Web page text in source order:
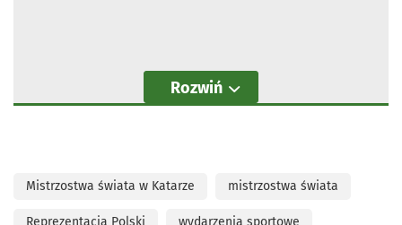
Rozwiń
Mistrzostwa świata w Katarze mistrzostwa świata